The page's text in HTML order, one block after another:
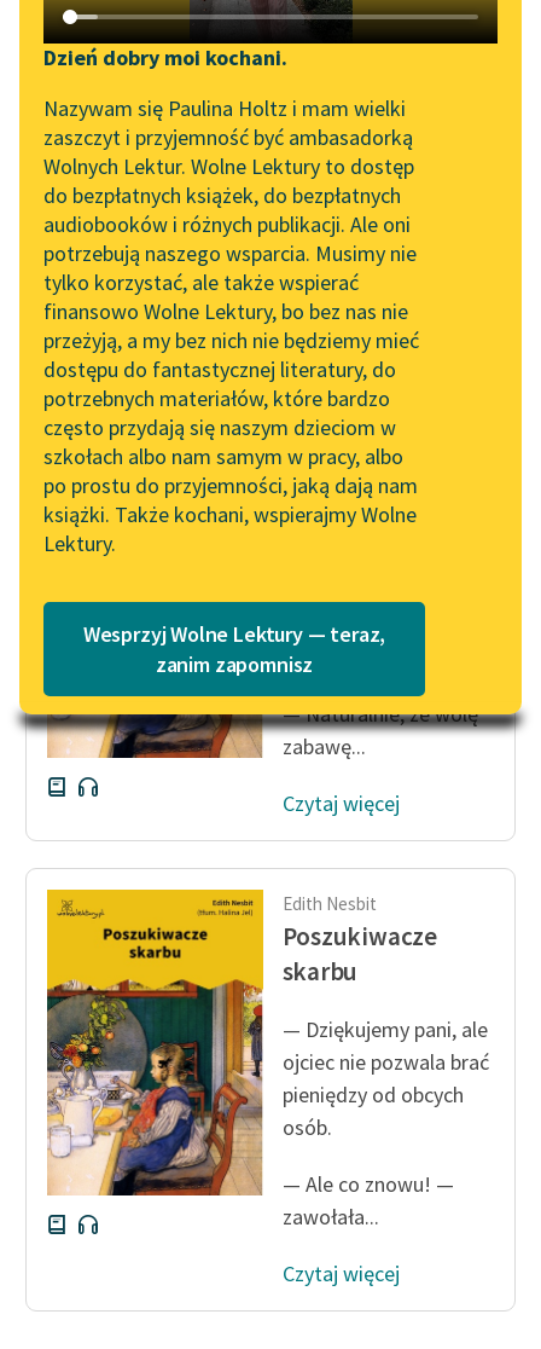
Katalog DAISY
Podkasty o książkach
Zgłoś brak utworu
Aktualności
„Prokurator Alicja Horn”
do słuchania
Byliśmy częścią AI Impact
Lab
Zapraszamy na spotkanie
online z tłumaczkami
literatury skandynawskiej
Spotkanie z Katarzyną
Tunkiel w Oslo
102. lata temu zmarł
Joseph Conrad
Lektury szkolne i klasyka
literatury do słuchania dla
uczennic i uczniów z
niepełnosprawnościami
E-kolekcja lektur
uczniów z
niepełnosprawnościami
Feministyczne inspiracje.
Popularyzacja
skandynawskiej literatury
feministycznej
Ręce pełne poezji
Kolekcje edukacyjne
twórców przechodzących
do domeny publicznej,
lektur szkolnych oraz
Odkurzamy bohaterów
Narzędzia
Mapa Wolnych Lektur
Leśmianator
Przewodnik dla piszących i
czytających
API
OAI-PMH
Widget Wolnych Lektur
Przypisy
Katalog w formacie PDF
Dzień dobry moi kochani.
Nazywam się Paulina Holtz i mam wielki
zaszczyt i przyjemność być ambasadorką
Wolnych Lektur. Wolne Lektury to dostęp
do bezpłatnych książek, do bezpłatnych
audiobooków i różnych publikacji. Ale oni
potrzebują naszego wsparcia. Musimy nie
tylko korzystać, ale także wspierać
finansowo Wolne Lektury, bo bez nas nie
przeżyją, a my bez nich nie będziemy mieć
dostępu do fantastycznej literatury, do
potrzebnych materiałów, które bardzo
często przydają się naszym dzieciom w
szkołach albo nam samym w pracy, albo
po prostu do przyjemności, jaką dają nam
książki. Także kochani, wspierajmy Wolne
Lektury.
Wesprzyj Wolne Lektury — teraz,
zanim zapomnisz
Edith Nesbit
skarbu
Zauważyłem nieraz, że
ludzie mieli nam za złe,
że jest nas aż
sześcioro. Jeżeli nie...
Czytaj więcej
Edith Nesbit
Poszukiwacze
skarbu
dla dorosłych, czy też
zabawę w obiad?
— Naturalnie, że wolę
zabawę...
Czytaj więcej
Edith Nesbit
Poszukiwacze
skarbu
— Dziękujemy pani, ale
ojciec nie pozwala brać
pieniędzy od obcych
osób.
— Ale co znowu! —
zawołała...
Czytaj więcej